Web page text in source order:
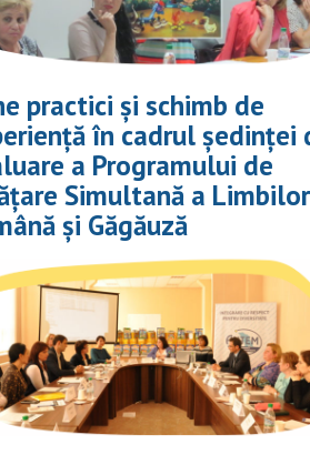
practici și schimb de
în cadrul ședinței
a Programului de
Simultană a Limbilor
și Găgăuză